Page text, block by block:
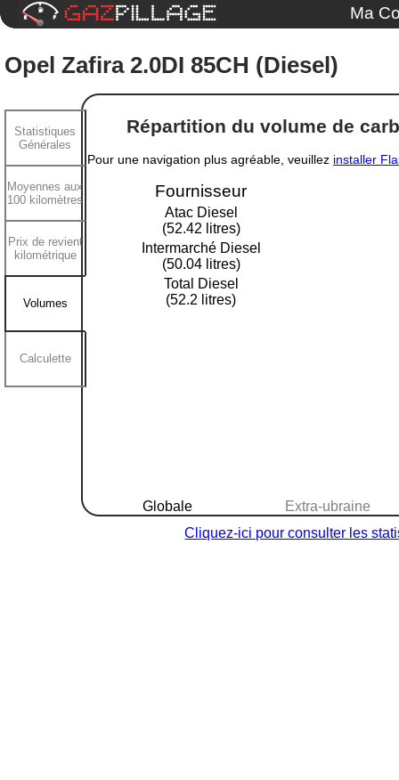
Ma
Opel Zafira 2.0DI 85CH (Diesel)
Répartition du volume de
Pour une navigation plus agréable, veuillez installer
Fournisseur
Atac Diesel
(52.42 litres)
Intermarché Diesel
(50.04 litres)
Total Diesel
(52.2 litres)
Extra-ubraine
Globale
Statistiques
Générales
Moyennes aux
100 kilomètres
Prix de revient
kilométrique
Volumes
Calculette
Cliquez-ici pour consulter les